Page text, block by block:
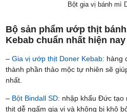
Bột gia vị bánh mì
Bộ sản phẩm ướp thịt
Kebab chuẩn nhất hiện nay
– Gia vị ướp thịt Doner Kebab: hàng
thành phần thảo mộc tự nhiên sẽ
nhất.
– Bột Bindall SD: nhập khẩu Đức tạo
thịt dễ ngấm gia vị và không bị khô